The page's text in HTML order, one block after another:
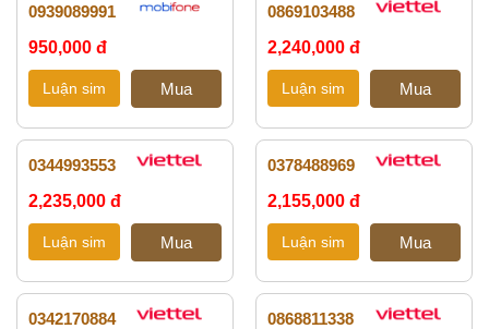
0939089991
950,000 đ
0869103488
2,240,000 đ
0344993553
2,235,000 đ
0378488969
2,155,000 đ
0342170884
0868811338